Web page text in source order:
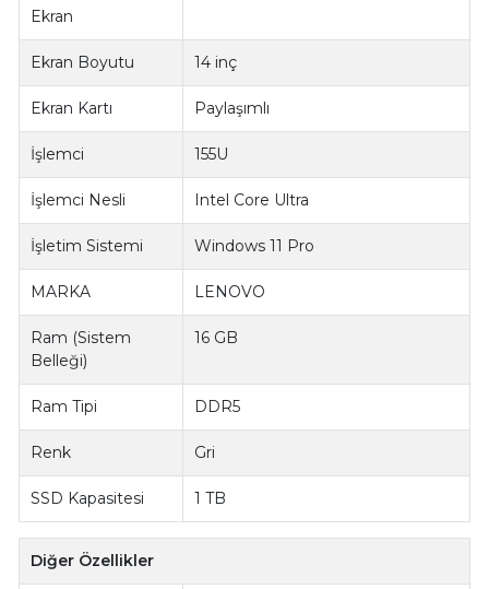
Ekran
Ekran Boyutu 14 inç
Ekran Kartı Paylaşımlı
İşlemci 155U
İşlemci Nesli Intel Core Ultra
İşletim Sistemi Windows 11 Pro
MARKA LENOVO
Ram (Sistem
Belleği)
16 GB
Ram Tipi DDR5
Renk Gri
SSD Kapasitesi 1 TB
Diğer Özellikler